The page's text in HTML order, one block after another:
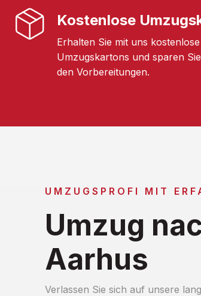
Kostenlose
Erhalten Sie mit uns kostenlose
Umzugskartons und sparen
den Vorbereitungen.
UMZUGSPROFI MIT
Umzug
Aarhus
Verlassen Sie sich auf unsere